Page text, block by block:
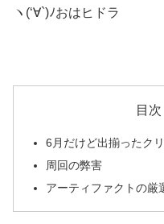
ヽ(‘∀`)ﾉおはヒドラ
目次
6月だけど出揃ったク
周回の弊害
アーティファクトの厳